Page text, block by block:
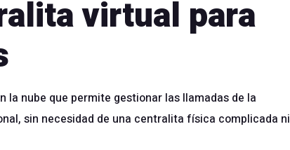
virtual para
la nube que permite gestionar las llamadas de la
sin necesidad de una centralita física complicada ni